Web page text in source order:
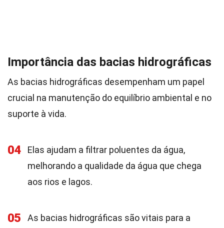
Importância das bacias hidrográficas
As bacias hidrográficas desempenham um papel
crucial na manutenção do equilíbrio ambiental e no
suporte à vida.
04
Elas ajudam a filtrar poluentes da água,
melhorando a qualidade da água que chega
aos rios e lagos.
05
As bacias hidrográficas são vitais para a